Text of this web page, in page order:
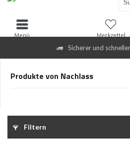
Sicherer und
Merkzettel
Menü
Produkte von Nachlass
Filtern